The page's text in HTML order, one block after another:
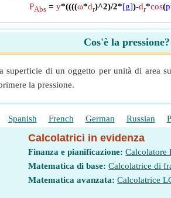
PAbs= y*((((ω*dr)^2)/2*[g])-dr*cos(
Cos'è la pressione?
superficie di un oggetto per unità di area
la pressione.
Spanish French German Russian
Calcolatrici in evidenza
Finanza e pianificazione: Calcolatore
Matematica di base: Calcolatrice di
Matematica avanzata: Calcolatrice